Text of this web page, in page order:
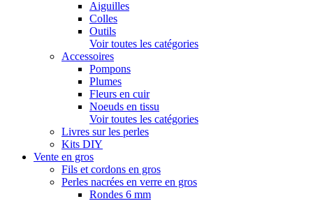
Aiguilles
Colles
Outils
Voir toutes les catégories
Accessoires
Pompons
Plumes
Fleurs en cuir
Noeuds en tissu
Voir toutes les catégories
Livres sur les perles
Kits DIY
Vente en gros
Fils et cordons en gros
Perles nacrées en verre en gros
Rondes 6 mm